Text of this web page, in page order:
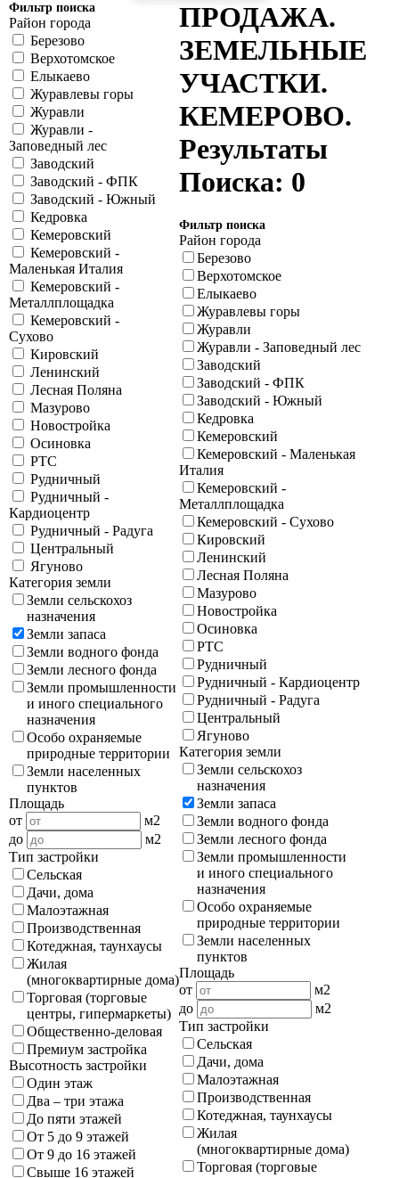
Фильтр поиска
Район города
Березово
Верхотомское
Елыкаево
Журавлевы горы
Журавли
Журавли -
Заповедный лес
Заводский
Заводский - ФПК
Заводский - Южный
Кедровка
Кемеровский
Кемеровский -
Маленькая Италия
Кемеровский -
Металлплощадка
Кемеровский -
Сухово
Кировский
Ленинский
Лесная Поляна
Мазурово
Новостройка
Осиновка
РТС
Рудничный
Рудничный -
Кардиоцентр
Рудничный - Радуга
Центральный
Ягуново
Категория земли
Земли сельскохоз
назначения
Земли запаса
Земли водного фонда
Земли лесного фонда
Земли промышленности
и иного специального
назначения
Особо охраняемые
природные территории
Земли населенных
пунктов
Площадь
от
м2
до
м2
Тип застройки
Сельская
Дачи, дома
Малоэтажная
Производственная
Котеджная, таунхаусы
Жилая
(многоквартирные дома)
Торговая (торговые
центры, гипермаркеты)
Общественно-деловая
Премиум застройка
Высотность застройки
Один этаж
Два – три этажа
До пяти этажей
От 5 до 9 этажей
От 9 до 16 этажей
Свыше 16 этажей
ПРОДАЖА.
ЗЕМЕЛЬНЫЕ
УЧАСТКИ.
КЕМЕРОВО.
Результаты
Поиска: 0
Фильтр поиска
Район города
Березово
Верхотомское
Елыкаево
Журавлевы горы
Журавли
Журавли - Заповедный лес
Заводский
Заводский - ФПК
Заводский - Южный
Кедровка
Кемеровский
Кемеровский - Маленькая
Италия
Кемеровский -
Металлплощадка
Кемеровский - Сухово
Кировский
Ленинский
Лесная Поляна
Мазурово
Новостройка
Осиновка
РТС
Рудничный
Рудничный - Кардиоцентр
Рудничный - Радуга
Центральный
Ягуново
Категория земли
Земли сельскохоз
назначения
Земли запаса
Земли водного фонда
Земли лесного фонда
Земли промышленности
и иного специального
назначения
Особо охраняемые
природные территории
Земли населенных
пунктов
Площадь
от
м2
до
м2
Тип застройки
Сельская
Дачи, дома
Малоэтажная
Производственная
Котеджная, таунхаусы
Жилая
(многоквартирные дома)
Торговая (торговые